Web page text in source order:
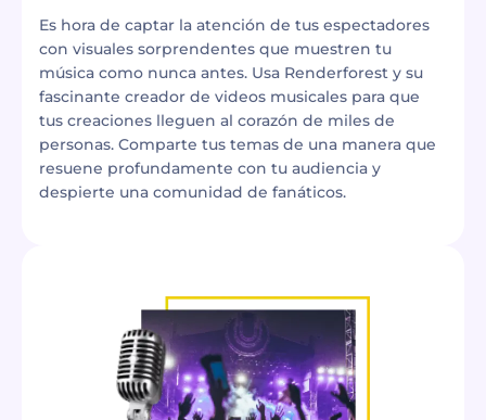
Es hora de captar la atención de tus espectadores
con visuales sorprendentes que muestren tu
música como nunca antes. Usa Renderforest y su
fascinante creador de videos musicales para que
tus creaciones lleguen al corazón de miles de
personas. Comparte tus temas de una manera que
resuene profundamente con tu audiencia y
despierte una comunidad de fanáticos.